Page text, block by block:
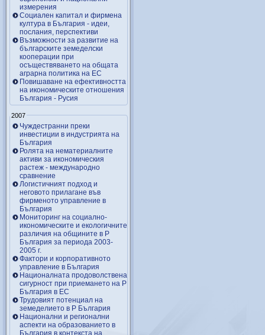
измерения
Социален капитал и фирмена
култура в България - идеи,
послания, перспективи
Възможности за развитие на
българските земеделски
кооперации при
осъществяването на общата
аграрна политика на ЕС
Повишаване на ефективността
на икономическите отношения
България - Русия
2007
Чуждестранни преки
инвестиции в индустрията на
България
Ролята на нематериалните
активи за икономическия
растеж - международно
сравнение
Логистичният подход и
неговото прилагане във
фирменото управление в
България
Мониторинг на социално-
икономическите и екологичните
различия на общините в Р
България за периода 2003-
2005 г.
Фактори и корпоративното
управление в България
Националната продоволствена
сигурност при приемането на Р
България в ЕС
Трудовият потенциал на
земеделието в Р България
Национални и регионални
аспекти на образованието в
България в контекста на